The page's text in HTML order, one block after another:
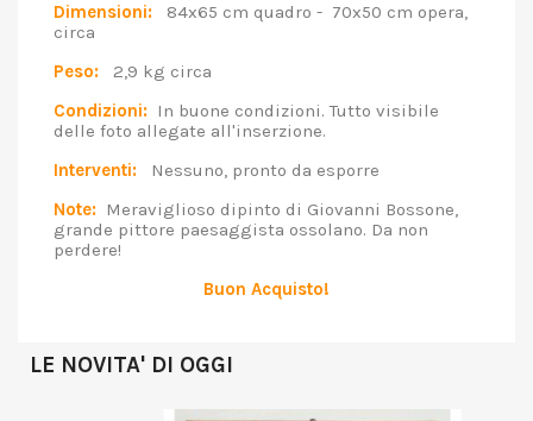
Dimensioni: 84x65 cm quadro - 70x50 cm opera,
circa
Peso: 2,9 kg circa
Condizioni: In buone condizioni. Tutto visibile
delle foto allegate all'inserzione.
Interventi: Nessuno, pronto da esporre
Note: Meraviglioso dipinto di Giovanni Bossone,
grande pittore paesaggista ossolano. Da non
perdere!
Buon Acquisto!
LE NOVITA' DI OGGI